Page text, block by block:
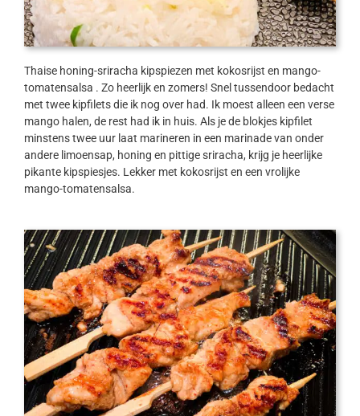
Thaise honing-sriracha kipspiezen met kokosrijst en mango-
tomatensalsa . Zo heerlijk en zomers! Snel tussendoor bedacht
met twee kipfilets die ik nog over had. Ik moest alleen een verse
mango halen, de rest had ik in huis. Als je de blokjes kipfilet
minstens twee uur laat marineren in een marinade van onder
andere limoensap, honing en pittige sriracha, krijg je heerlijke
pikante kipspiesjes. Lekker met kokosrijst en een vrolijke
mango-tomatensalsa.